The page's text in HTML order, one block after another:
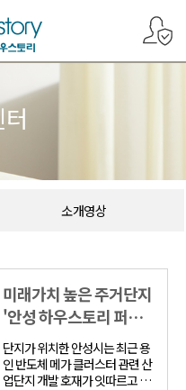
소개영상
미래가치 높은 주거단지
'안성 하우스토리 퍼스
트시티' …
단지가 위치한 안성시는 최근 용
인 반도체 메가 클러스터 관련 산
업단지 개발 호재가 잇따르고 있